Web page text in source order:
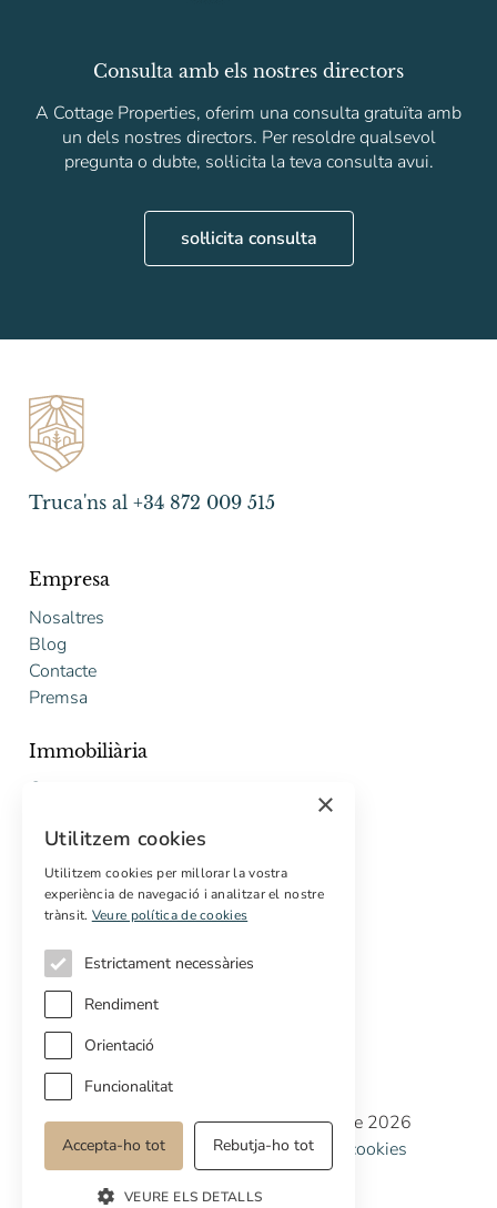
Consulta amb els nostres directors
A Cottage Properties, oferim una consulta gratuïta amb
un dels nostres directors. Per resoldre qualsevol
pregunta o dubte, sol·licita la teva consulta avui.
sol·licita consulta
Truca'ns al +34 872 009 515
Empresa
Nosaltres
Blog
Contacte
Premsa
Immobiliària
Comprar
Pressupost gratuït de rehabilitació
Serveis
Compradors internacionals
Propietats off-market
Copyright © Cottage Properties Real Estate 2026
Política de privacitat
Avis legalPolítica de cookies
Preferències de cookies
×
Utilitzem cookies
Utilitzem cookies per millorar la vostra
experiència de navegació i analitzar el nostre
trànsit. Veure política de cookies
Estrictament necessàries
Rendiment
Orientació
Funcionalitat
Accepta-ho tot Rebutja-ho tot
VEURE ELS DETALLS